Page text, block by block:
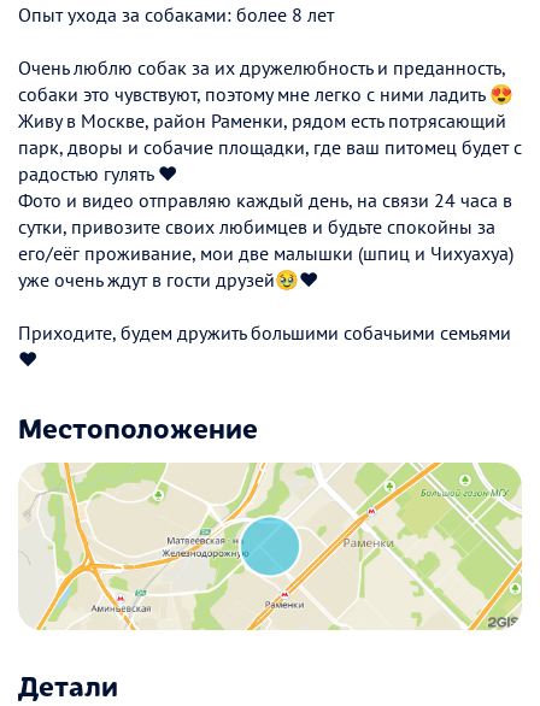
Опыт ухода за собаками: более 8 лет
Очень люблю собак за их дружелюбность и преданность,
собаки это чувствуют, поэтому мне легко с ними ладить 😍
Живу в Москве, район Раменки, рядом есть потрясающий
парк, дворы и собачие площадки, где ваш питомец будет с
радостью гулять ❤️
Фото и видео отправляю каждый день, на связи 24 часа в
сутки, привозите своих любимцев и будьте спокойны за
его/еёг проживание, мои две малышки (шпиц и Чихуахуа)
уже очень ждут в гости друзей🥹❤️
Приходите, будем дружить большими собачьими семьями
❤️
Местоположение
Детали